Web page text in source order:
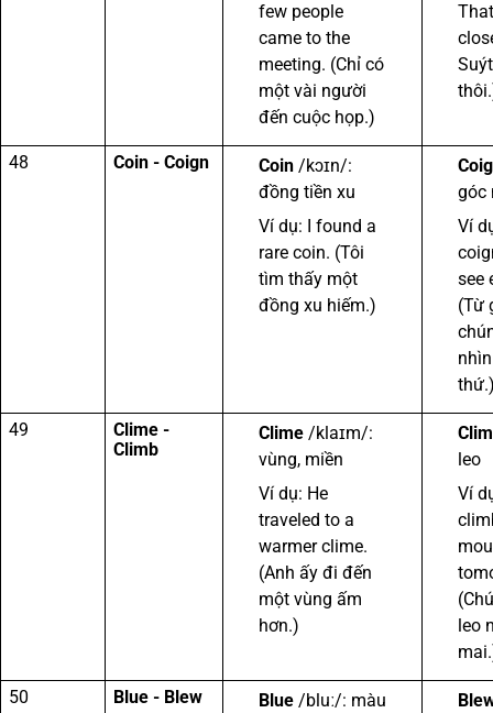
few people
came to the
meeting. (Chỉ có
một vài người
đến cuộc họp.)
48 Coin - Coign Coin/kɔɪn/:
đồng tiền xu
Ví dụ: I found a
rare coin. (Tôi
tìm thấy một
đồng xu hiếm.)
góc
Ví
see
(Từ
49
Clime -
Climb
Clime/klaɪm/:
vùng, miền
Ví dụ: He
traveled to a
warmer clime.
(Anh ấy đi đến
một vùng ấm
hơn.)
leo
Ví
leo
50 Blue - Blew Blue/bluː/: màu